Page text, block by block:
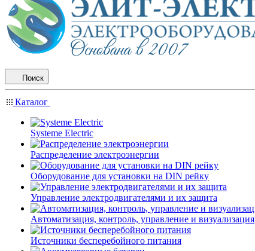
Поиск
Каталог
Systeme Electric
Распределение электроэнергии
Оборудование для установки на DIN рейку
Управление электродвигателями и их защита
Автоматизация, контроль, управление и визуализация
Источники бесперебойного питания